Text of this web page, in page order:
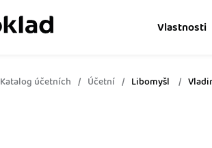
Vlastnosti
Online fakturace
Katalog účetních Účetní Libomyšl